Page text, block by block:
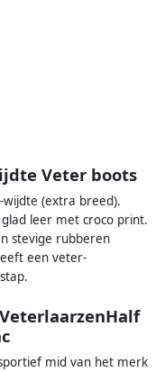
Veter boots
(extra breed).
leer met croco print.
stevige rubberen
een veter-
mid van het merk